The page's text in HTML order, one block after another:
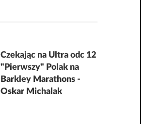
Czekając na Ultra odc 12
"Pierwszy" Polak na
Barkley Marathons -
Oskar Michalak